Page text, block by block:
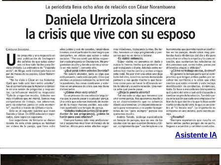
Asistente IA